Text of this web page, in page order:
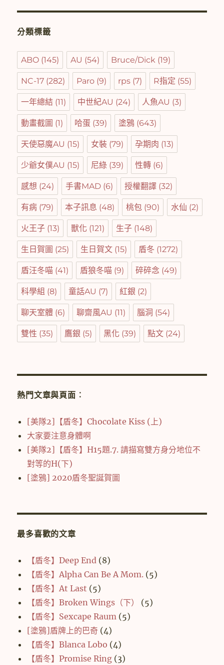
分類標籤
ABO (145) AU (54) Bruce/Dick (19)
NC-17 (282) Paro (9) rps (7) R指定 (55)
一年總結 (11) 中世紀AU (24) 人魚AU (3)
動畫截圖 (1) 哈蛋 (39) 塗鴉 (643)
天使惡魔AU (15) 女裝 (79) 孕期肉 (13)
少爺女僕AU (15) 尼綠 (39) 性轉 (6)
感想 (24) 手書MAD (6) 授權翻譯 (32)
有病 (79) 本子訊息 (48) 桃包 (90) 水仙 (2)
火王子 (13) 獸化 (121) 生子 (148)
生日賀圖 (25) 生日賀文 (15) 盾冬 (1272)
盾汪冬喵 (41) 盾狼冬喵 (9) 碎碎念 (49)
科學組 (8) 童話AU (7) 紅銀 (2)
聊天室體 (6) 聊齋風AU (11) 腦洞 (54)
雙性 (35) 鷹銀 (5) 黑化 (39) 點文 (24)
熱門文章與頁面︰
[美隊2]【盾冬】Chocolate Kiss (上)
大家要注意身體啊
[美隊2]【盾冬】H15題.7. 請描寫雙方身分地位不
對等的H(下)
[塗鴉] 2020盾冬聖誕賀圖
最多喜歡的文章
【盾冬】Deep End (8)
【盾冬】Alpha Can Be A Mom. (5)
【盾冬】At Last (5)
【盾冬】Broken Wings（下）
(5)
【盾冬】Sexcape Raum (5)
[塗鴉]盾牌上的巴奇 (4)
【盾冬】Blanca Lobo (4)
【盾冬】Promise Ring (3)